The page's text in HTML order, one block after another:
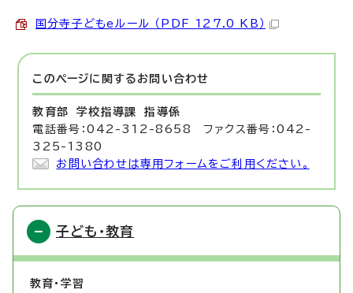
国分寺子どもeルール （PDF 127.0 KB）
このページに関する お問い合わせ
教育部 学校指導課 指導係
電話番号：042-312-8658 ファクス番号：042-
325-1380
お問い合わせは専用フォームをご利用ください。
子ども・教育
教育・学習